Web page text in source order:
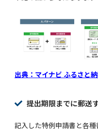
出典：マイナビ ふるさと
提出期限までに郵送
記入した特例申請書と各